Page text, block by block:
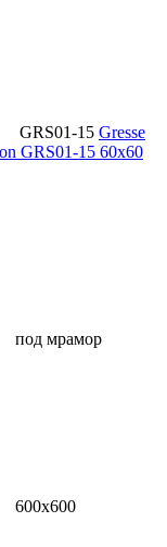
GRS01-15 Gresse
GRS01-15 60х60
под мрамор
600х600